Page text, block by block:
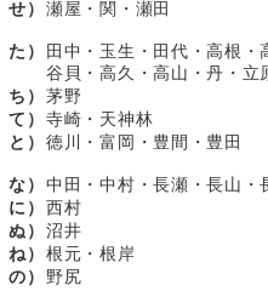
せ） 瀬屋・関・瀬田
た）
田中・玉生・田代・高根・
谷貝・高久・高山・丹・立
ち） 茅野
て） 寺崎・天神林
と） 徳川・富岡・豊間・豊田
な） 中田・中村・長瀬・長山・
に） 西村
ぬ） 沼井
ね） 根元・根岸
の）
野尻